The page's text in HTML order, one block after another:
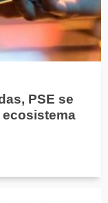
PSE se